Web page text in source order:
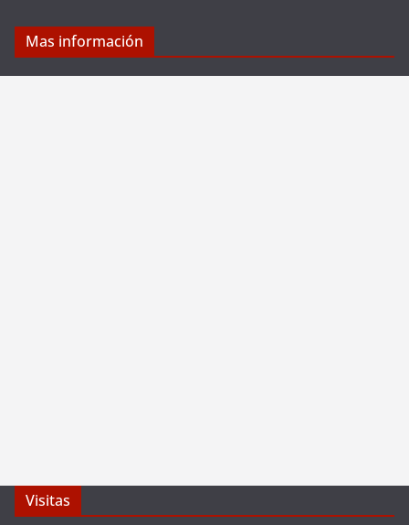
Mas información
Visitas